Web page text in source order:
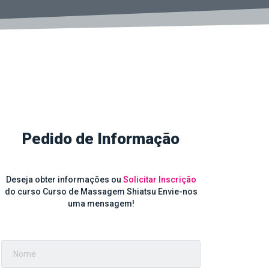
Pedido de Informação
Deseja obter informações ou Solicitar Inscrição
do curso Curso de Massagem Shiatsu Envie-nos
uma mensagem!